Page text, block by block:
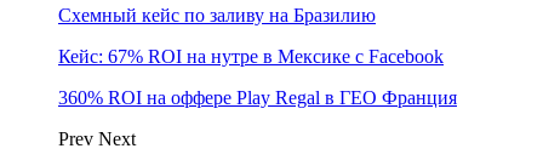
Схемный кейс по заливу на Бразилию
Кейс: 67% ROI на нутре в Мексике с Facebook
360% ROI на оффере Play Regal в ГЕО Франция
Prev Next